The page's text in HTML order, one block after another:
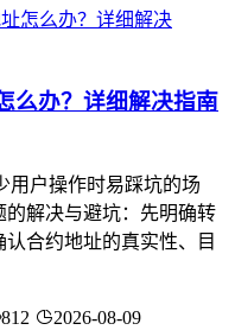
么办？详细解决指南
用户操作时易踩坑的场
解决与避坑：先明确转
合约地址的真实性、目
812 2026-08-09